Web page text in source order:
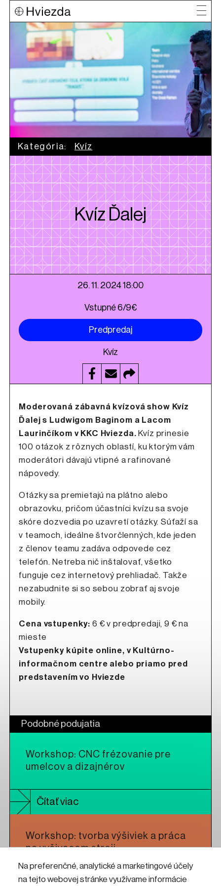
Na preferenčné, analytické a marketingové účely
na tejto webovej stránke využívame informácie
Kategória: Kvíz
Kvíz Ďalej
26. 11. 2024 18:00
Vstupné 6/9€
Predpredaj
Kvíz
Moderovaná zábavná kvízová show Kvíz
Ďalej s Ludwigom Baginom a Lacom
Laurinčíkom v KKC Hviezda. Kvíz prinesie
100 otázok z rôznych oblastí, ku ktorým vám
moderátori dávajú vtipné a rafinované
nápovedy.
Otázky sa premietajú na plátno alebo
obrazovku, pričom účastníci kvízu sa svoje
skóre dozvedia po uzavretí otázky. Súťaží sa
v teamoch, ideálne štvorčlenných, kde jeden
z členov teamu zadáva odpovede cez
telefón. Netreba nič inštalovať, všetko
funguje cez internetový prehliadač. Takže
nezabudnite si so sebou zobrať aj svoje
mobily.
Cena vstupenky: 6 € v predpredaji, 9 € na
mieste
Vstupenky kúpite online, v Kultúrno-
informačnom centre alebo priamo pred
predstavením vo Hviezde
Podobné podujatia
Workshop: CNC frézovanie pre
umelcov a dizajnérov
Čítať viac
Workshop: tvorba výšiviek a práca
na vyšivacom stroji
Čítať viac